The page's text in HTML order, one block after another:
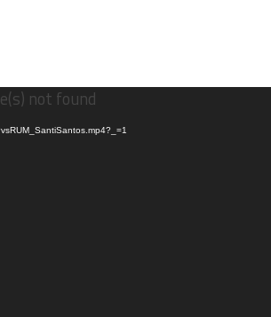
not found